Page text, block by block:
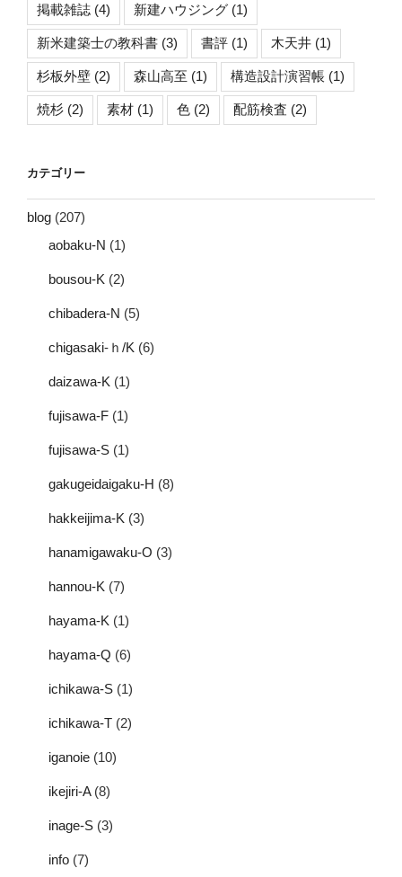
掲載雑誌 (4) 新建ハウジング (1)
新米建築士の教科書 (3) 書評 (1) 木天井 (1)
杉板外壁 (2) 森山高至 (1) 構造設計演習帳 (1)
焼杉 (2) 素材 (1) 色 (2) 配筋検査 (2)
カテゴリー
blog (207)
aobaku-N (1)
bousou-K (2)
chibadera-N (5)
chigasaki-ｈ/K (6)
daizawa-K (1)
fujisawa-F (1)
fujisawa-S (1)
gakugeidaigaku-H (8)
hakkeijima-K (3)
hanamigawaku-O (3)
hannou-K (7)
hayama-K (1)
hayama-Q (6)
ichikawa-S (1)
ichikawa-T (2)
iganoie (10)
ikejiri-A(8)
inage-S (3)
info (7)